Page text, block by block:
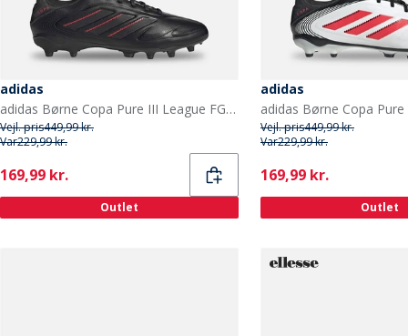
adidas
adidas Børne Copa Pure III League FG/MG Fodboldstøvler til fast/multiunderlag Core Black/Carbon/Lucid Red
Vejl. pris449,99 kr.
Var229,99 kr.
Current
169,99 kr.
Outlet
adidas
Vejl. pris449,99 kr.
Var229,99 kr.
Current
169,99 kr.
Outlet